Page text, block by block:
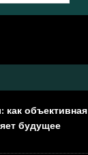
как объективная
будущее